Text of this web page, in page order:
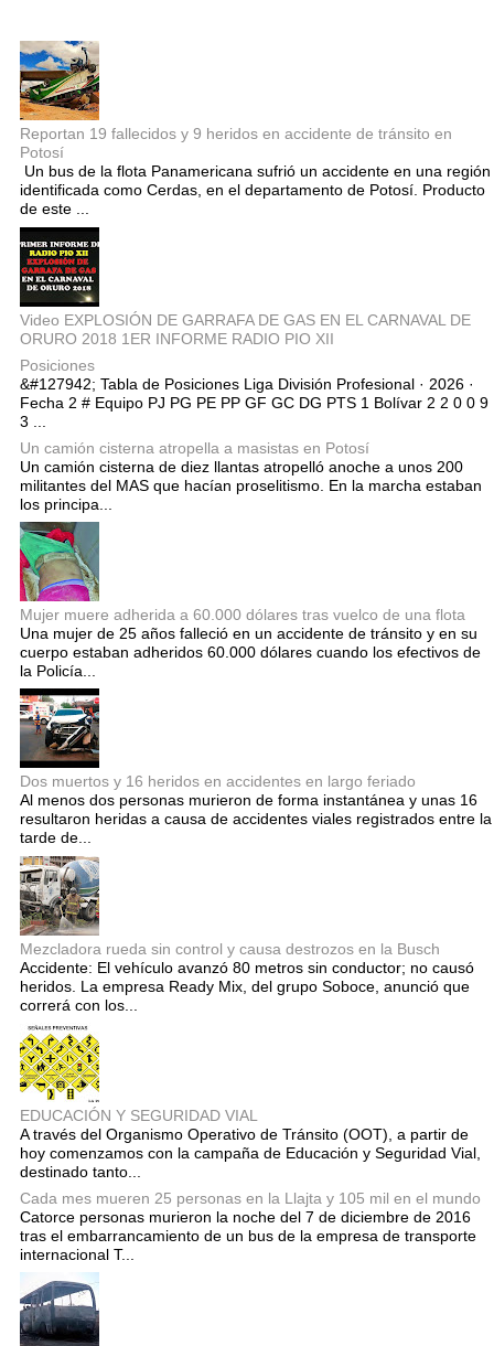
Reportan 19 fallecidos y 9 heridos en accidente de tránsito en
Potosí
Un bus de la flota Panamericana sufrió un accidente en una región
identificada como Cerdas, en el departamento de Potosí. Producto
de este ...
Video EXPLOSIÓN DE GARRAFA DE GAS EN EL CARNAVAL DE
ORURO 2018 1ER INFORME RADIO PIO XII
Posiciones
&#127942; Tabla de Posiciones Liga División Profesional · 2026 ·
Fecha 2 # Equipo PJ PG PE PP GF GC DG PTS 1 Bolívar 2 2 0 0 9
3 ...
Un camión cisterna atropella a masistas en Potosí
Un camión cisterna de diez llantas atropelló anoche a unos 200
militantes del MAS que hacían proselitismo. En la marcha estaban
los principa...
Mujer muere adherida a 60.000 dólares tras vuelco de una flota
Una mujer de 25 años falleció en un accidente de tránsito y en su
cuerpo estaban adheridos 60.000 dólares cuando los efectivos de
la Policía...
Dos muertos y 16 heridos en accidentes en largo feriado
Al menos dos personas murieron de forma instantánea y unas 16
resultaron heridas a causa de accidentes viales registrados entre la
tarde de...
Mezcladora rueda sin control y causa destrozos en la Busch
Accidente: El vehículo avanzó 80 metros sin conductor; no causó
heridos. La empresa Ready Mix, del grupo Soboce, anunció que
correrá con los...
EDUCACIÓN Y SEGURIDAD VIAL
A través del Organismo Operativo de Tránsito (OOT), a partir de
hoy comenzamos con la campaña de Educación y Seguridad Vial,
destinado tanto...
Cada mes mueren 25 personas en la Llajta y 105 mil en el mundo
Catorce personas murieron la noche del 7 de diciembre de 2016
tras el embarrancamiento de un bus de la empresa de transporte
internacional T...